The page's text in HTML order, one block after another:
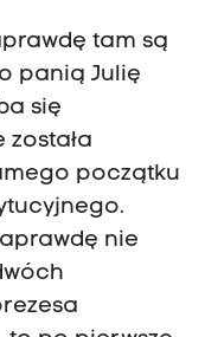
tam są
panią Julię
się
początku
nie